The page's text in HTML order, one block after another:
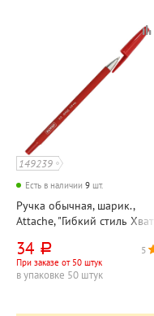
149239
Есть в наличии 9 шт.
Ручка обычная, шарик.,
Attache, "Гибкий стиль Хват
чернил красный, толщина
линии 0,5мм, диаметр
шарика 0,7 мм, корпус
34 руб.
При заказе от 50 штук
5
в упаковке 50 штук